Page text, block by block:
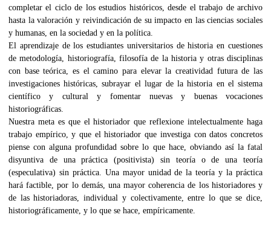
completar el ciclo de los estudios históricos, desde el trabajo de archivo
hasta la valoración y reivindicación de su impacto en las ciencias sociales
y humanas, en la sociedad y en la política.
El aprendizaje de los estudiantes universitarios de historia en cuestiones
de metodología, historiografía, filosofía de la historia y otras disciplinas
con base teórica, es el camino para elevar la creatividad futura de las
investigaciones históricas, subrayar el lugar de la historia en el sistema
científico y cultural y fomentar nuevas y buenas vocaciones
historiográficas.
Nuestra meta es que el historiador que reflexione intelectualmente haga
trabajo empírico, y que el historiador que investiga con datos concretos
piense con alguna profundidad sobre lo que hace, obviando así la fatal
disyuntiva de una práctica (positivista) sin teoría o de una teoría
(especulativa) sin práctica. Una mayor unidad de la teoría y la práctica
hará factible, por lo demás, una mayor coherencia de los historiadores y
de las historiadoras, individual y colectivamente, entre lo que se dice,
historiográficamente, y lo que se hace, empíricamente.